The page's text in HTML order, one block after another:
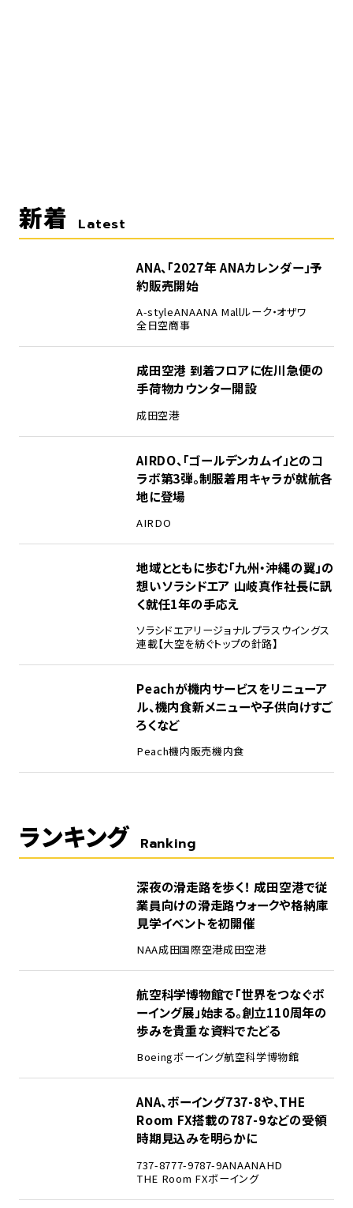
新着 Latest
ANA、「2027年 ANAカレンダー」予
約販売開始
A-styleANAANA Mallルーク・オザワ
全日空商事
成田空港 到着フロアに佐川急便の
手荷物カウンター開設
成田空港
AIRDO、「ゴールデンカムイ」とのコ
ラボ第3弾。制服着用キャラが就航各
地に登場
AIRDO
地域とともに歩む「九州・沖縄の翼」の
想い――ソラシドエア 山岐真作社長に訊
く就任1年の手応え
ソラシドエアリージョナルプラスウイングス
連載【大空を紡ぐトップの針路】
Peachが機内サービスをリニューア
ル、機内食新メニューや子供向けすご
ろくなど
Peach機内販売機内食
ランキング Ranking
深夜の滑走路を歩く！ 成田空港で従
業員向けの滑走路ウォークや格納庫
見学イベントを初開催
NAA成田国際空港成田空港
航空科学博物館で「世界をつなぐボ
ーイング展」始まる。創立110周年の
歩みを貴重な資料でたどる
Boeingボーイング航空科学博物館
ANA、ボーイング737-8や、THE
Room FX搭載の787-9などの受領
時期見込みを明らかに
737-8777-9787-9ANAANAHD
THE Room FXボーイング